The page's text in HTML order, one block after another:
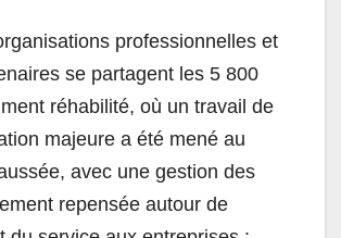
professionnelles et
se partagent les 5 800
réhabilité, où un travail de
majeure a été mené au
avec une gestion des
repensée autour de